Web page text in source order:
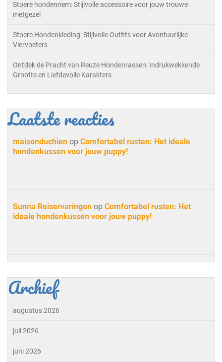
Stoere hondenriem: Stijlvolle accessoire voor jouw trouwe
metgezel
Stoere Hondenkleding: Stijlvolle Outfits voor Avontuurlijke
Viervoeters
Ontdek de Pracht van Reuze Hondenrassen: Indrukwekkende
Grootte en Liefdevolle Karakters
Laatste reacties
maisonduchien op Comfortabel rusten: Het ideale
hondenkussen voor jouw puppy!
Sunna Reiservaringen op Comfortabel rusten: Het
ideale hondenkussen voor jouw puppy!
Archief
augustus 2026
juli 2026
juni 2026